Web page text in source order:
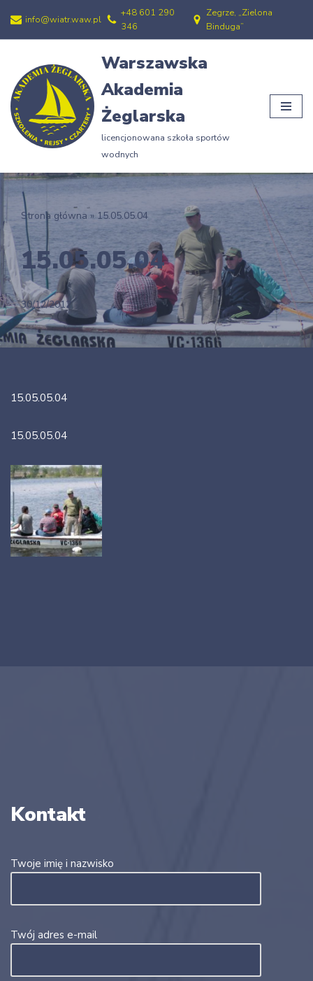
Przejdź
treści
info@wiatr.waw.pl
+48 601 290
346
Zegrze, „Zielona
Binduga”
Warszawska
Akademia
Żeglarska
licencjonowana szkoła sportów
wodnych
Strona główna » 15.05.05.04
15.05.05.04
30/12/2012
15.05.05.04
15.05.05.04
Kontakt
Twoje imię i nazwisko
Twój adres e-mail